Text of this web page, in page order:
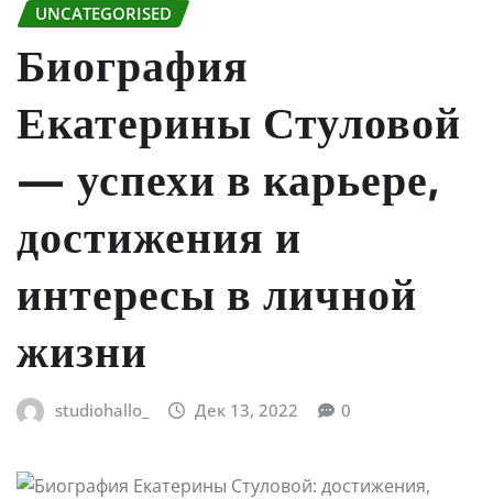
UNCATEGORISED
Биография
Екатерины Стуловой
— успехи в карьере,
достижения и
интересы в личной
жизни
studiohallo_ Дек 13, 2022 0